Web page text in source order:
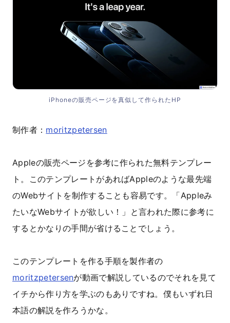
iPhoneの販売ページを真似して作られたHP
制作者： moritzpetersen
Appleの販売ページを参考に作られた無料テンプレー
ト。このテンプレートがあればAppleのような最先端
のWebサイトを制作することも容易です。「Appleみ
たいなWebサイトが欲しい！」と言われた際に参考に
するとかなりの手間が省けることでしょう。
このテンプレートを作る手順を製作者の
moritzpetersenが動画で解説しているのでそれを見て
イチから作り方を学ぶのもありですね。僕もいずれ日
本語の解説を作ろうかな。